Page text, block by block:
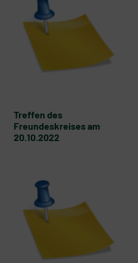
Treffen des
Freundeskreises am
20.10.2022